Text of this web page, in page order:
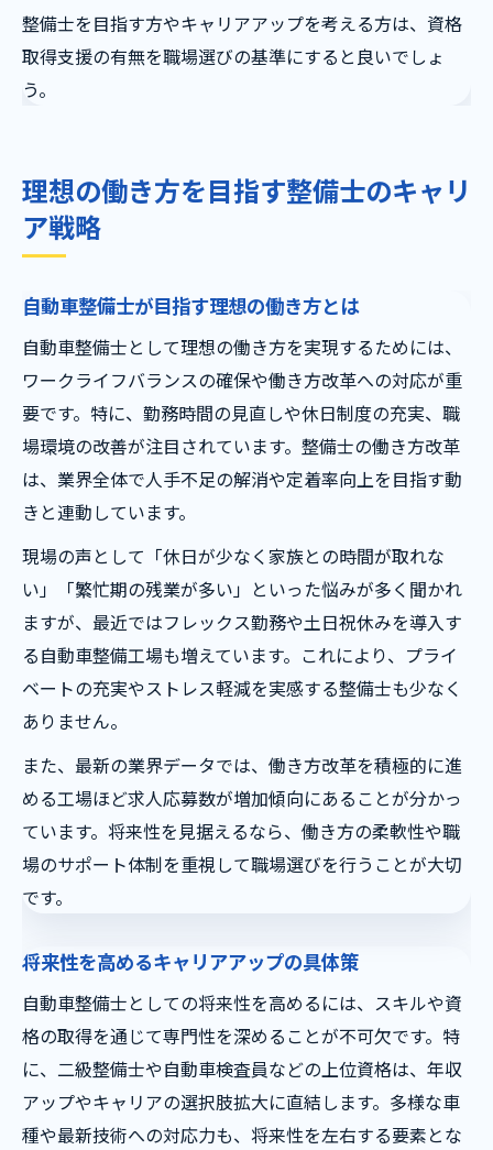
整備士を目指す方やキャリアアップを考える方は、資格
取得支援の有無を職場選びの基準にすると良いでしょ
う。
理想の働き方を目指す整備士のキャリ
ア戦略
自動車整備士が目指す理想の働き方とは
自動車整備士として理想の働き方を実現するためには、
ワークライフバランスの確保や働き方改革への対応が重
要です。特に、勤務時間の見直しや休日制度の充実、職
場環境の改善が注目されています。整備士の働き方改革
は、業界全体で人手不足の解消や定着率向上を目指す動
きと連動しています。
現場の声として「休日が少なく家族との時間が取れな
い」「繁忙期の残業が多い」といった悩みが多く聞かれ
ますが、最近ではフレックス勤務や土日祝休みを導入す
る自動車整備工場も増えています。これにより、プライ
ベートの充実やストレス軽減を実感する整備士も少なく
ありません。
また、最新の業界データでは、働き方改革を積極的に進
める工場ほど求人応募数が増加傾向にあることが分かっ
ています。将来性を見据えるなら、働き方の柔軟性や職
場のサポート体制を重視して職場選びを行うことが大切
です。
将来性を高めるキャリアアップの具体策
自動車整備士としての将来性を高めるには、スキルや資
格の取得を通じて専門性を深めることが不可欠です。特
に、二級整備士や自動車検査員などの上位資格は、年収
アップやキャリアの選択肢拡大に直結します。多様な車
種や最新技術への対応力も、将来性を左右する要素とな